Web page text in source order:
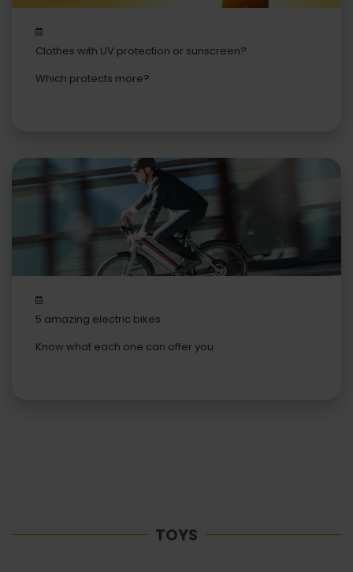
Clothes with UV protection or sunscreen?
Which protects more?
5 amazing electric bikes
Know what each one can offer you
TOYS